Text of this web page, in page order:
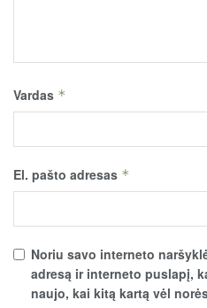
Vardas *
El. pašto adresas *
Noriu savo interneto
adresą ir interneto puslapį,
naujo, kai kitą kartą vėl